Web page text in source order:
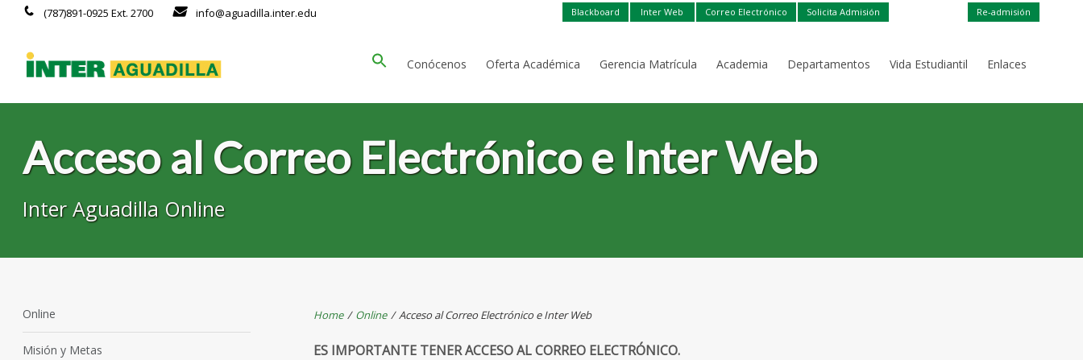
Blackboard Inter Web Correo Electrónico Solicita Admisión Re-admisión
(787)891-0925 Ext. 2700 info@aguadilla.inter.edu
Conócenos Oferta Académica Gerencia Matrícula Academia Departamentos Vida Estudiantil Enlaces
Acceso al Correo Electrónico e Inter Web
Inter Aguadilla Online
Home / Online /Acceso al Correo Electrónico e Inter Web
ES IMPORTANTE TENER ACCESO AL CORREO ELECTRÓNICO.
Online
Misión y Metas